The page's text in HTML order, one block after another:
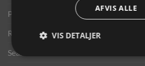
Privatlivspolitik
Returportal
Search results
AFVIS ALLE
VIS DETALJER